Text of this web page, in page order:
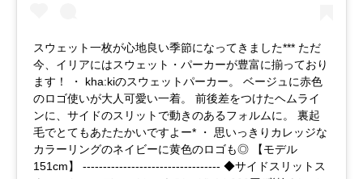
スウェット一枚が心地良い季節になってきました*** ただ
今、イリアにはスウェット・パーカーが豊富に揃っており
ます！ ・ kha:kiのスウェットパーカー。 ベージュに赤色
のロゴ使いが大人可愛い一着。 前後差をつけたヘムライ
ンに、サイドのスリットで動きのあるフォルムに。 裏起
毛でとてもあたたかいですよー* ・ 思いっきりカレッジな
カラーリングのネイビーに黄色のロゴも◎ 【モデル
151cm】 ---------------------------------- ◆サイドスリットス